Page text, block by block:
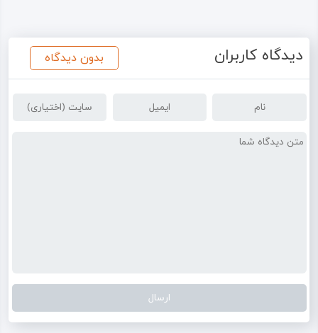
دیدگاه کاربران بدون دیدگاه